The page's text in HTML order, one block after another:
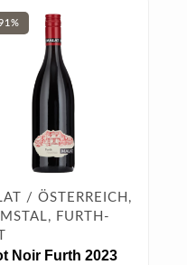
/ ÖSTERREICH,
FURTH-
Noir Furth 2023